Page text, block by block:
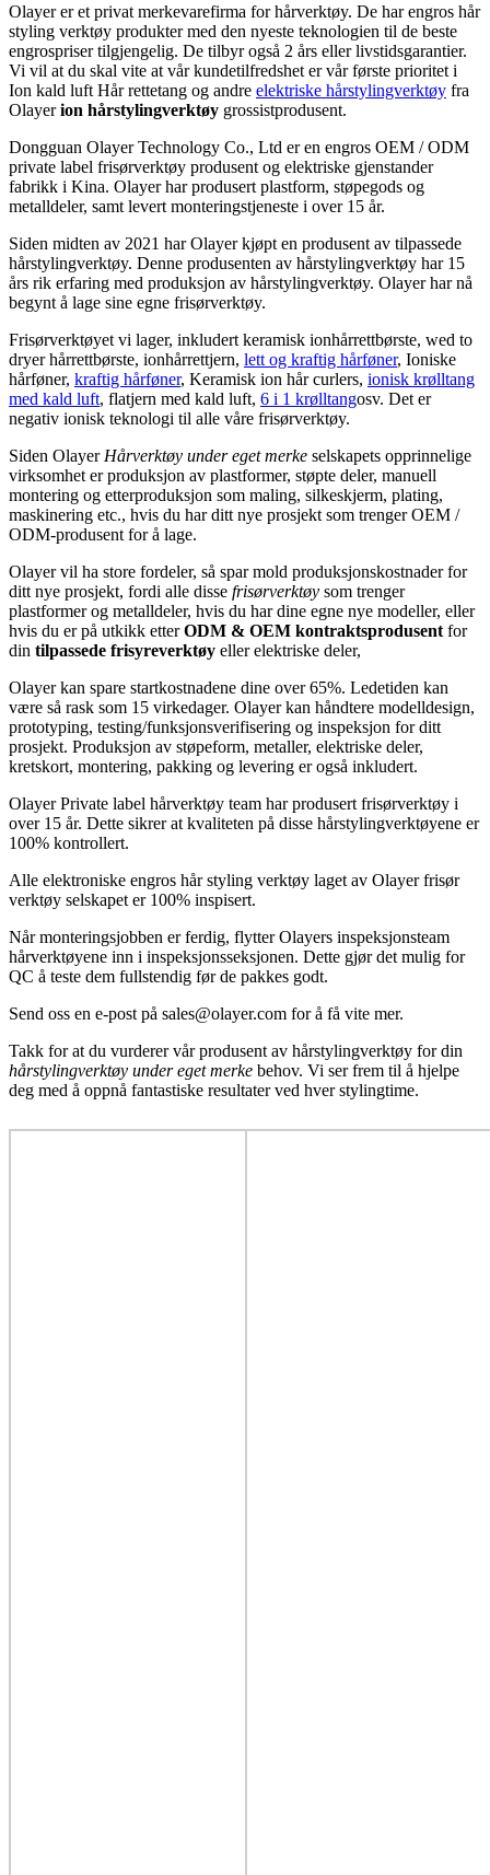
Olayer er et privat merkevarefirma for hårverktøy. De har engros hår
styling verktøy produkter med den nyeste teknologien til de beste
engrospriser tilgjengelig. De tilbyr også 2 års eller livstidsgarantier.
Vi vil at du skal vite at vår kundetilfredshet er vår første prioritet i
Ion kald luft Hår rettetang og andre elektriske hårstylingverktøy fra
Olayerion hårstylingverktøy grossistprodusent.
Dongguan Olayer Technology Co., Ltd er en engros OEM / ODM
private label frisørverktøy produsent og elektriske gjenstander
fabrikk i Kina. Olayer har produsert plastform, støpegods og
metalldeler, samt levert monteringstjeneste i over 15 år.
Siden midten av 2021 har Olayer kjøpt en produsent av tilpassede
hårstylingverktøy. Denne produsenten av hårstylingverktøy har 15
års rik erfaring med produksjon av hårstylingverktøy. Olayer har nå
begynt å lage sine egne frisørverktøy.
Frisørverktøyet vi lager, inkludert keramisk ionhårrettbørste, wed to
dryer hårrettbørste, ionhårrettjern, lett og kraftig hårføner, Ioniske
hårføner, kraftig hårføner, Keramisk ion hår curlers, ionisk krølltang
med kald luft, flatjern med kald luft, 6 i 1 krølltangosv. Det er
negativ ionisk teknologi til alle våre frisørverktøy.
Siden Olayer Hårverktøy under eget merke selskapets opprinnelige
virksomhet er produksjon av plastformer, støpte deler, manuell
montering og etterproduksjon som maling, silkeskjerm, plating,
maskinering etc., hvis du har ditt nye prosjekt som trenger OEM /
ODM-produsent for å lage.
Olayer vil ha store fordeler, så spar mold produksjonskostnader for
ditt nye prosjekt, fordi alle disse frisørverktøy som trenger
plastformer og metalldeler, hvis du har dine egne nye modeller, eller
hvis du er på utkikk etterODM & OEM kontraktsprodusent for
din tilpassede frisyreverktøy eller elektriske deler,
Olayer kan spare startkostnadene dine over 65%. Ledetiden kan
være så rask som 15 virkedager. Olayer kan håndtere modelldesign,
prototyping, testing/funksjonsverifisering og inspeksjon for ditt
prosjekt. Produksjon av støpeform, metaller, elektriske deler,
kretskort, montering, pakking og levering er også inkludert.
Olayer Private label hårverktøy team har produsert frisørverktøy i
over 15 år. Dette sikrer at kvaliteten på disse hårstylingverktøyene er
100% kontrollert.
Alle elektroniske engros hår styling verktøy laget av Olayer frisør
verktøy selskapet er 100% inspisert.
Når monteringsjobben er ferdig, flytter Olayers inspeksjonsteam
hårverktøyene inn i inspeksjonsseksjonen. Dette gjør det mulig for
QC å teste dem fullstendig før de pakkes godt.
Send oss en e-post på sales@olayer.com for å få vite mer.
Takk for at du vurderer vår produsent av hårstylingverktøy for din
hårstylingverktøy under eget merke behov. Vi ser frem til å hjelpe
deg med å oppnå fantastiske resultater ved hver stylingtime.